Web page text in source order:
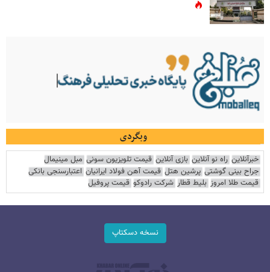
وبگردی
خبرآنلاین راه نو آنلاین بازی آنلاین قیمت تلویزیون سونی مبل مینیمال
جراح بینی گوشتی پرشین هتل قیمت آهن فولاد ایرانیان اعتبارسنجی بانکی
قیمت طلا امروز بلیط قطار شرکت رادوکو قیمت پروفیل
نسخه دسکتاپ